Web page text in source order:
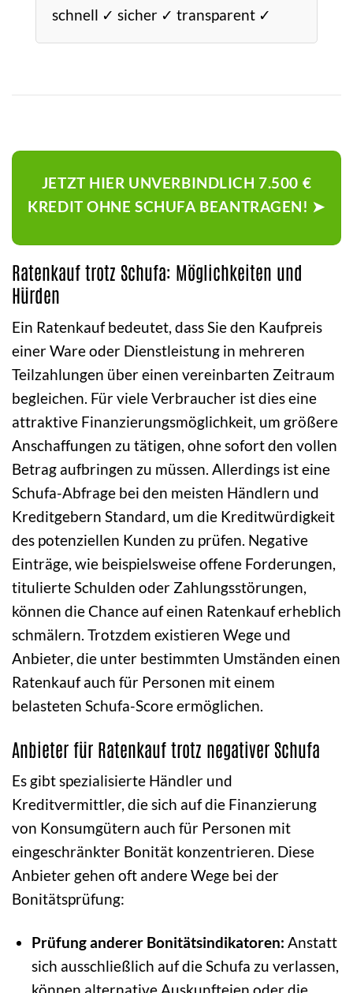
schnell ✓ sicher ✓ transparent ✓
JETZT HIER UNVERBINDLICH 7.500 €
KREDIT OHNE SCHUFA BEANTRAGEN! ➤
Ratenkauf trotz Schufa: Möglichkeiten und
Hürden
Ein Ratenkauf bedeutet, dass Sie den Kaufpreis
einer Ware oder Dienstleistung in mehreren
Teilzahlungen über einen vereinbarten Zeitraum
begleichen. Für viele Verbraucher ist dies eine
attraktive Finanzierungsmöglichkeit, um größere
Anschaffungen zu tätigen, ohne sofort den vollen
Betrag aufbringen zu müssen. Allerdings ist eine
Schufa-Abfrage bei den meisten Händlern und
Kreditgebern Standard, um die Kreditwürdigkeit
des potenziellen Kunden zu prüfen. Negative
Einträge, wie beispielsweise offene Forderungen,
titulierte Schulden oder Zahlungsstörungen,
können die Chance auf einen Ratenkauf erheblich
schmälern. Trotzdem existieren Wege und
Anbieter, die unter bestimmten Umständen einen
Ratenkauf auch für Personen mit einem
belasteten Schufa-Score ermöglichen.
Anbieter für Ratenkauf trotz negativer Schufa
Es gibt spezialisierte Händler und
Kreditvermittler, die sich auf die Finanzierung
von Konsumgütern auch für Personen mit
eingeschränkter Bonität konzentrieren. Diese
Anbieter gehen oft andere Wege bei der
Bonitätsprüfung:
Prüfung anderer Bonitätsindikatoren: Anstatt
sich ausschließlich auf die Schufa zu verlassen,